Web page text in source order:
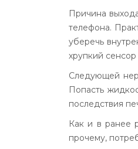
Причина
телефона.
уберечь
хрупкий
Следующей
Попасть
последствия
Как и в ранее
прочему,